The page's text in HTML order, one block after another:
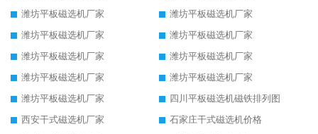
潍坊平板磁选机厂家
潍坊平板磁选机厂家
潍坊平板磁选机厂家
潍坊平板磁选机厂家
潍坊平板磁选机厂家
潍坊平板磁选机厂家
潍坊平板磁选机厂家
潍坊平板磁选机厂家
潍坊平板磁选机厂家
四川平板磁选机磁铁排列图
西安干式磁选机厂家
石家庄干式磁选机价格